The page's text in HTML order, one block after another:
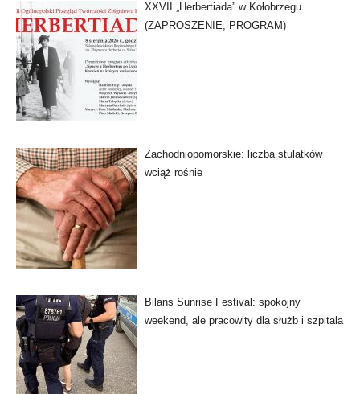
XXVII „Herbertiada” w Kołobrzegu
(ZAPROSZENIE, PROGRAM)
Zachodniopomorskie: liczba stulatków
wciąż rośnie
Bilans Sunrise Festival: spokojny
weekend, ale pracowity dla służb i szpitala